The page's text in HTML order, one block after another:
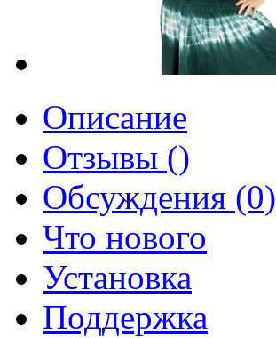
Описание
Отзывы ()
Обсуждения (0)
Что нового
Установка
Поддержка